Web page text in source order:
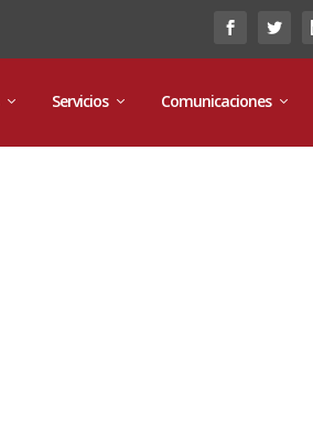
Servicios Comunicaciones